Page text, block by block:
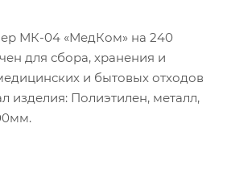
МК-04 «МедКом» на 240
для сбора, хранения и
и бытовых отходов
изделия: Полиэтилен, металл,